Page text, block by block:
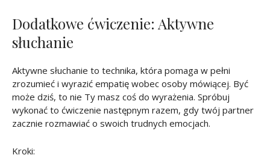
Dodatkowe ćwiczenie: Aktywne
słuchanie
Aktywne słuchanie to technika, która pomaga w pełni
zrozumieć i wyrazić empatię wobec osoby mówiącej. Być
może dziś, to nie Ty masz coś do wyrażenia. Spróbuj
wykonać to ćwiczenie następnym razem, gdy twój partner
zacznie rozmawiać o swoich trudnych emocjach.
Kroki: